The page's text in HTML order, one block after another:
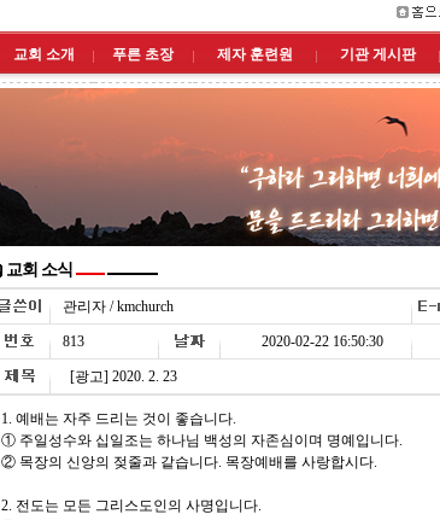
교회 소개 푸른 초장 제자 훈련원 기관 게시판
교회 소식
관리자 / kmchurch
813 2020-02-22 16:50:30
[광고] 2020. 2. 23
1. 예배는 자주 드리는 것이 좋습니다.
① 주일성수와 십일조는 하나님 백성의 자존심이며 명예입니다.
② 목장의 신앙의 젖줄과 같습니다. 목장예배를 사랑합시다.
2. 전도는 모든 그리스도인의 사명입니다.